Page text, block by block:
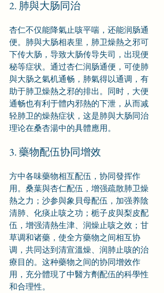
2. 肺與大肠同治
杏仁不仅能降氣止咳平喘，还能润肠通
便。肺與大肠相表里，肺卫燥熱之邪可
下传大肠，导致大肠传导失司，出現便
秘等症状。通过杏仁润肠通便，可使肺
與大肠之氣机通畅，肺氣得以通调，有
助于肺卫燥熱之邪的排出。同时，大便
通畅也有利于體内邪熱的下泄，从而减
轻肺卫的燥熱症状，这是肺與大肠同治
理论在桑杏湯中的具體應用。
3. 藥物配伍协同增效
方中各味藥物相互配伍，协同發挥作
用。桑葉與杏仁配伍，增强疏散肺卫燥
熱之力；沙参與象貝母配伍，加强养陰
清肺、化痰止咳之功；栀子皮與梨皮配
伍，增强清熱生津、润燥止咳之效；甘
草调和诸藥，使全方藥物之间相互协
调，共同达到清宣溫燥、润肺止咳的治
療目的。这种藥物之间的协同增效作
用，充分體現了中醫方劑配伍的科學性
和合理性。